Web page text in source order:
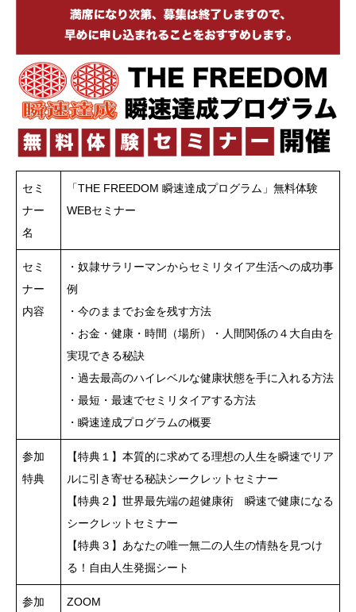
セミ
ナー
名
「THE FREEDOM 瞬速達成プログラム」無料体験
WEBセミナー
セミ
ナー
内容
・奴隷サラリーマンからセミリタイア生活への成功事
例
・今のままでお金を残す方法
・お金・健康・時間（場所）・人間関係の４大自由を
実現できる秘訣
・過去最高のハイレベルな健康状態を手に入れる方法
・最短・最速でセミリタイアする方法
・瞬速達成プログラムの概要
参加
特典
【特典１】本質的に求めてる理想の人生を瞬速でリア
ルに引き寄せる秘訣シークレットセミナー
【特典２】世界最先端の超健康術 瞬速で健康になる
シークレットセミナー
【特典３】あなたの唯一無二の人生の情熱を見つけ
る！自由人生発掘シート
参加
ZOOM